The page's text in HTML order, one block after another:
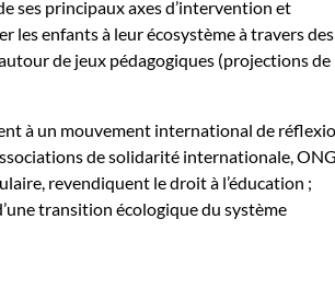
ses principaux axes d’intervention et
les enfants à leur écosystème à travers des
de jeux pédagogiques (projections de
à un mouvement international de
de solidarité internationale,
revendiquent le droit à l’éducation ;
transition écologique du système